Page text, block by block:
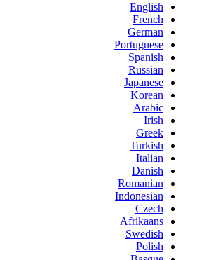
English
French
German
Portuguese
Spanish
Russian
Japanese
Korean
Arabic
Irish
Greek
Turkish
Italian
Danish
Romanian
Indonesian
Czech
Afrikaans
Swedish
Polish